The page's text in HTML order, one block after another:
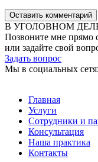
Оставить комментарий
В УГОЛОВНОМ
Позвоните мне прямо
или задайте свой
Задать вопрос
Мы в социальных
Главная
Услуги
Сотрудники и
Консультация
Наша практика
Контакты